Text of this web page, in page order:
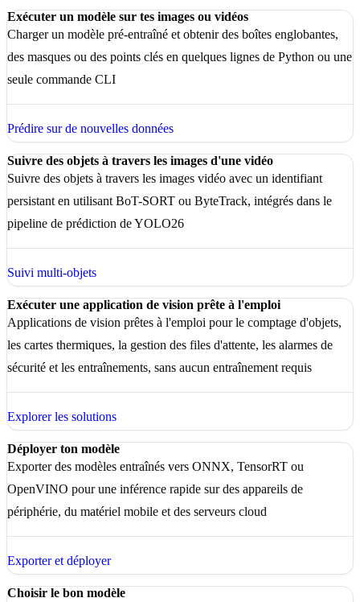
Exécuter un modèle sur tes images ou vidéos
Charger un modèle pré-entraîné et obtenir des boîtes englobantes,
des masques ou des points clés en quelques lignes de Python ou une
seule commande CLI
Prédire sur de nouvelles données
Suivre des objets à travers les images d'une vidéo
Suivre des objets à travers les images vidéo avec un identifiant
persistant en utilisant BoT-SORT ou ByteTrack, intégrés dans le
pipeline de prédiction de YOLO26
Suivi multi-objets
Exécuter une application de vision prête à l'emploi
Applications de vision prêtes à l'emploi pour le comptage d'objets,
les cartes thermiques, la gestion des files d'attente, les alarmes de
sécurité et les entraînements, sans aucun entraînement requis
Explorer les solutions
Déployer ton modèle
Exporter des modèles entraînés vers ONNX, TensorRT ou
OpenVINO pour une inférence rapide sur des appareils de
périphérie, du matériel mobile et des serveurs cloud
Exporter et déployer
Choisir le bon modèle